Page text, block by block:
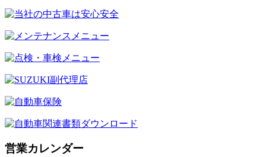
営業カレンダー